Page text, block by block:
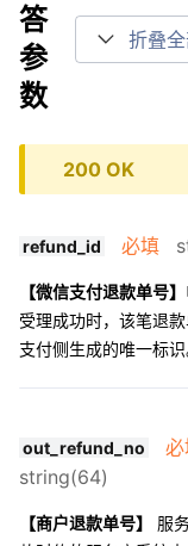
答
参
数
折叠
200 OK
refund_id 必填
【微信支付退款单号】
受理成功时，该笔退
支付侧生成的唯一标识
out_refund_no
string(64)
【商户退款单号】
服